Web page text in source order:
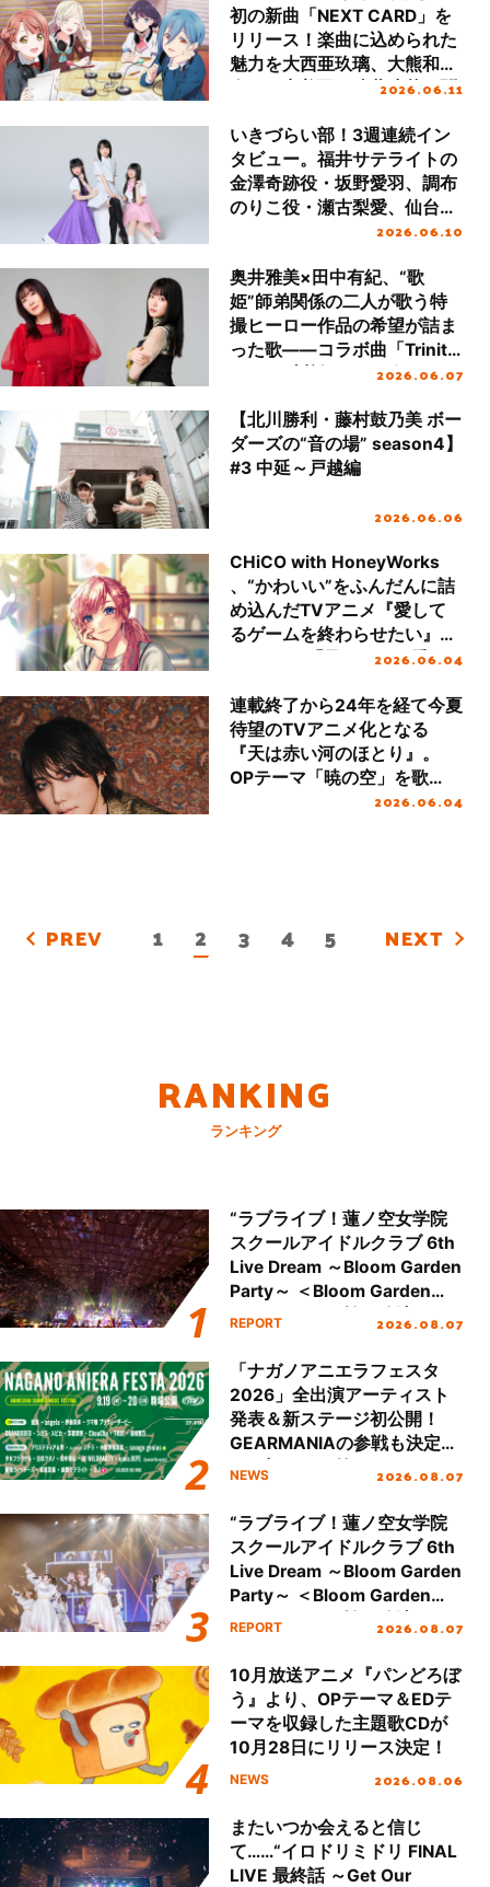
初の新曲「NEXT CARD」を
リリース！楽曲に込められた
魅力を大西亜玖璃、大熊和
奏、三宅美羽、遠藤璃菜に聞
2026.06.11
いきづらい部！3週連続イン
タビュー。福井サテライトの
金澤奇跡役・坂野愛羽、調布
のりこ役・瀬古梨愛、仙台サ
テライトの佐々木翔音役・涼
いて語り尽くす！
2026.06.10
奥井雅美×田中有紀、“歌
姫”師弟関係の二人が歌う特
撮ヒーロー作品の希望が詰ま
った歌――コラボ曲「Trinity
Force」対談インタビュー
2026.06.07
【北川勝利・藤村鼓乃美 ボー
ダーズの“音の場” season4】
#3 中延～戸越編
2026.06.06
CHiCO with HoneyWorks
、“かわいい”をふんだんに詰
め込んだTVアニメ『愛して
るゲームを終わらせたい』
OPテーマ「君のせいで愛し
2026.06.04
連載終了から24年を経て今夏
待望のTVアニメ化となる
『天は赤い河のほとり』。
OPテーマ「暁の空」を歌
い、作品にも出演する七海ひ
2026.06.04
PREV 1 2 3 4 5 NEXT
RANKING
ランキング
“ラブライブ！蓮ノ空女学院
スクールアイドルクラブ 6th
Live Dream ～Bloom Garden
Party～ ＜Bloom Garden
Party Stage／埼玉公演＞”
REPORT 2026.08.07
「ナガノアニエラフェスタ
2026」全出演アーティスト
発表＆新ステージ初公開！
GEARMANIAの参戦も決定
し、初となる第3ステージの
NEWS 2026.08.07
“ラブライブ！蓮ノ空女学院
スクールアイドルクラブ 6th
Live Dream ～Bloom Garden
Party～ ＜Bloom Garden
Party Stage／埼玉公演＞”
REPORT 2026.08.07
10月放送アニメ『パンどろぼ
う』より、OPテーマ＆EDテ
ーマを収録した主題歌CDが
10月28日にリリース決定！
NEWS 2026.08.06
またいつか会えると信じ
て……“イロドリミドリ FINAL
LIVE 最終話 ～Get Our